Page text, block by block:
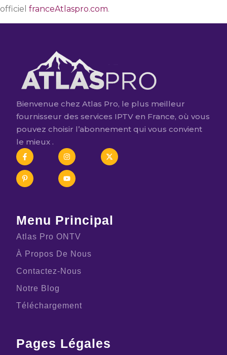
officiel franceAtlaspro.com.
Bienvenue chez Atlas Pro, le plus meilleur
fournisseur des services IPTV en France, où vous
pouvez choisir l’abonnement qui vous convient
le mieux .
Menu Principal
Atlas Pro ONTV
À Propos De Nous
Contactez-Nous
Notre Blog
Téléchargement
Pages Légales